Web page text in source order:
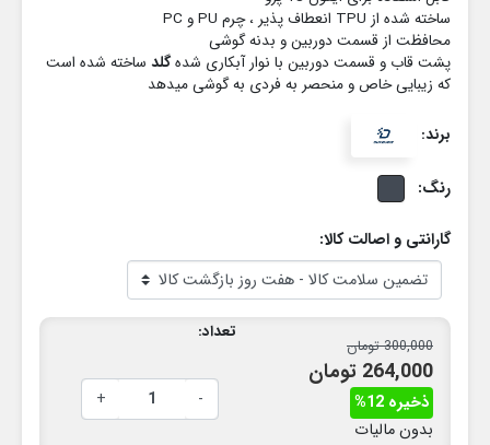
ساخته شده از TPU انعطاف پذیر ، چرم PU و PC
محافظت از قسمت دوربین و بدنه گوشی
پشت قاب و قسمت دوربین با نوار آبکاری شدهگلد ساخته شده است
که زیبایی خاص و منحصر به فردی به گوشی میدهد
برند:
رنگ:
گارانتی و اصالت کالا:
300,000 تومان
264,000 تومان
ذخیره 12%
بدون مالیات
تعداد:
-
+